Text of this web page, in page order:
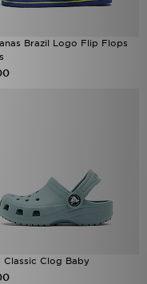
Brazil Logo Flip Flops
Classic Clog Baby